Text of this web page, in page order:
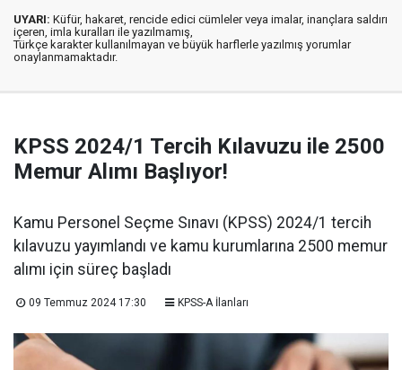
UYARI: Küfür, hakaret, rencide edici cümleler veya imalar, inançlara saldırı
içeren, imla kuralları ile yazılmamış,
Türkçe karakter kullanılmayan ve büyük harflerle yazılmış yorumlar
onaylanmamaktadır.
KPSS 2024/1 Tercih Kılavuzu ile 2500
Memur Alımı Başlıyor!
Kamu Personel Seçme Sınavı (KPSS) 2024/1 tercih
kılavuzu yayımlandı ve kamu kurumlarına 2500 memur
alımı için süreç başladı
09 Temmuz 2024 17:30 KPSS-A İlanları